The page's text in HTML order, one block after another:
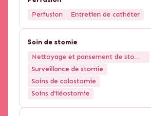
Perfusion
Entretien de cathéter
Soin de stomie
Nettoyage et pansement de stomie
Surveillance de stomie
Soins de colostomie
Soins d’iléostomie